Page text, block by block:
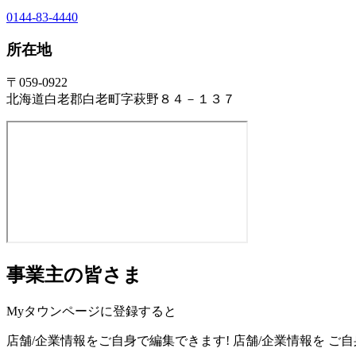
0144-83-4440
所在地
〒059-0922
北海道白老郡白老町字萩野８４－１３７
事業主の皆さま
Myタウンページに登録すると
店舗/企業情報をご自身で編集できます! 店舗/企業情報を ご